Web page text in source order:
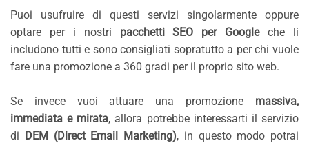
Puoi usufruire di questi servizi singolarmente oppure
optare per i nostri pacchetti SEO per Googleche li
includono tutti e sono consigliati sopratutto a per chi vuole
fare una promozione a 360 gradi per il proprio sito web.
Se invece vuoi attuare una promozione massiva,
immediata e mirata, allora potrebbe interessarti il servizio
di DEM (Direct Email Marketing), in questo modo potrai